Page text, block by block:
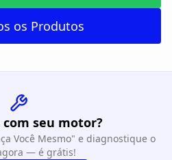
os Produtos
com seu motor?
Você Mesmo" e diagnostique o
— é grátis!